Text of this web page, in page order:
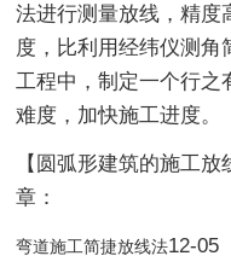
法进行测量放线，精度
度，比利用经纬仪测角
工程中，制定一个行之
难度，加快施工进度。
【圆弧形建筑的施工
章：
弯道施工简捷放线法12-05